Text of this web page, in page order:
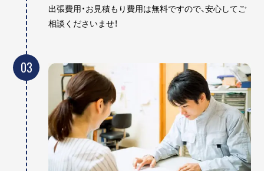
出張費用・お見積もり費用は無料ですので、安心してご
相談くださいませ！
03